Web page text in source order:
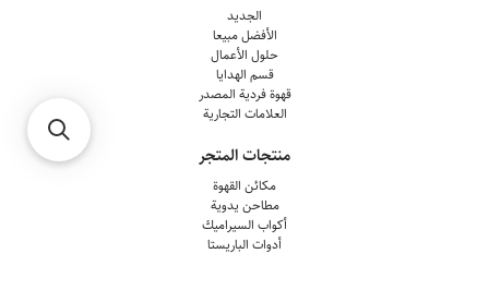
الجديد
الأفضل مبيعا
حلول الأعمال
قسم الهدايا
قهوة فردية المصدر
العلامات التجارية
منتجات المتجر
مكائن القهوة
مطاحن يدوية
أكواب السيراميك
أدوات الباريستا